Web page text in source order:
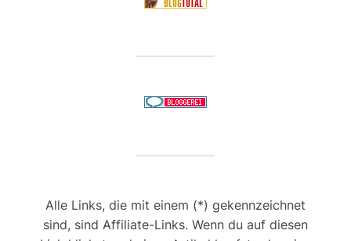
Alle Links, die mit einem (*) gekennzeichnet
sind, sind Affiliate-Links. Wenn du auf diesen